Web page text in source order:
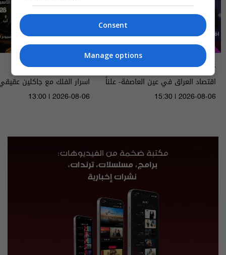
علناً
اقتصاد العراق في عين العاصفة- علناً
م٥ - الحلقة ٨ | الموسم ٥
15:30 | 2026-08-06
أسرار الفلك
الى ١٤ آب ٢٠٢٦ | 2026
13:00 | 2026-08-06
Consent
Manage options